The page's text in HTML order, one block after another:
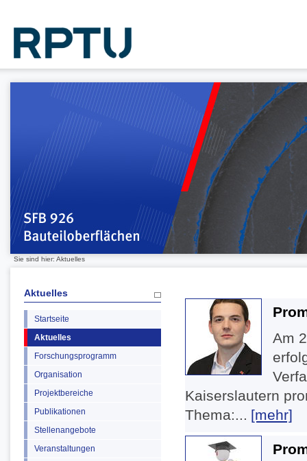
Sie sind hier: Aktuelles
Aktuelles
Startseite
Aktuelles
Forschungsprogramm
Organisation
Projektbereiche
Publikationen
Stellenangebote
Veranstaltungen
Am
Kaiserslautern
Thema:... [mehr]